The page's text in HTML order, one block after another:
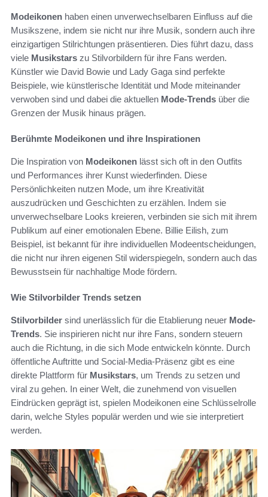
Modeikonen haben einen unverwechselbaren Einfluss auf die
Musikszene, indem sie nicht nur ihre Musik, sondern auch ihre
einzigartigen Stilrichtungen präsentieren. Dies führt dazu, dass
viele Musikstars zu Stilvorbildern für ihre Fans werden.
Künstler wie David Bowie und Lady Gaga sind perfekte
Beispiele, wie künstlerische Identität und Mode miteinander
verwoben sind und dabei die aktuellen Mode-Trends über die
Grenzen der Musik hinaus prägen.
Berühmte Modeikonen und ihre Inspirationen
Die Inspiration von Modeikonen lässt sich oft in den Outfits
und Performances ihrer Kunst wiederfinden. Diese
Persönlichkeiten nutzen Mode, um ihre Kreativität
auszudrücken und Geschichten zu erzählen. Indem sie
unverwechselbare Looks kreieren, verbinden sie sich mit ihrem
Publikum auf einer emotionalen Ebene. Billie Eilish, zum
Beispiel, ist bekannt für ihre individuellen Modeentscheidungen,
die nicht nur ihren eigenen Stil widerspiegeln, sondern auch das
Bewusstsein für nachhaltige Mode fördern.
Wie Stilvorbilder Trends setzen
Stilvorbilder sind unerlässlich für die Etablierung neuer Mode-
Trends. Sie inspirieren nicht nur ihre Fans, sondern steuern
auch die Richtung, in die sich Mode entwickeln könnte. Durch
öffentliche Auftritte und Social-Media-Präsenz gibt es eine
direkte Plattform für Musikstars, um Trends zu setzen und
viral zu gehen. In einer Welt, die zunehmend von visuellen
Eindrücken geprägt ist, spielen Modeikonen eine Schlüsselrolle
darin, welche Styles populär werden und wie sie interpretiert
werden.